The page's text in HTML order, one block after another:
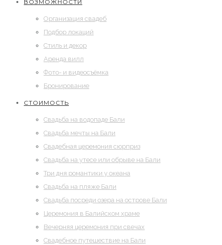
ВОЗМОЖНОСТИ
Организация свадеб
Подбор локаций
Стиль и декор
Аренда вилл
Фото- и видеосъёмка
Бронирование
СТОИМОСТЬ
Свадьба на водопаде Бали
Свадьба мечты на Бали
Cвадебная церемония сюрприз
Свадьба на утесе или обрыве на Бали
Три дня романтики у океана
Свадьба на пляже Бали
Свадьба посреди озера на острове Бали
Церемония в Балийском храме
Вечерняя церемония при свечах
Свадебное путешествие на Бали